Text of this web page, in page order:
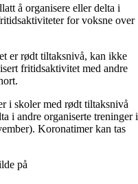
å organisere eller delta i
for voksne over
er rødt tiltaksnivå, kan ikke
fritidsaktivitet med andre
i skoler med rødt tiltaksnivå
i andre organiserte treninger i
Koronatimer kan tas
på